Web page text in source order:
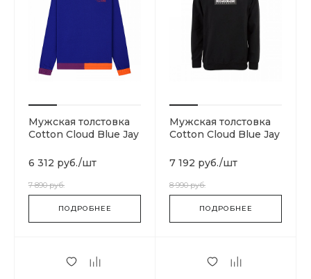
Мужская толстовка
Cotton Cloud Blue Jay
6 312 руб./шт
7 890 руб.
ПОДРОБНЕЕ
Мужская толстовка
Cotton Cloud Blue Jay
7 192 руб./шт
8 990 руб.
ПОДРОБНЕЕ